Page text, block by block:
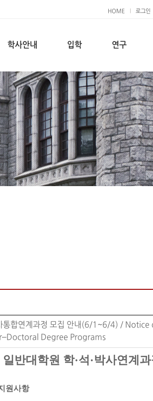
HOME 로그인
학사안내 입학 연구
통합연계과정 모집 안내(6/1~6/4) /
Degree Programs
반대학원 학·석 ·박사연계과
원사항